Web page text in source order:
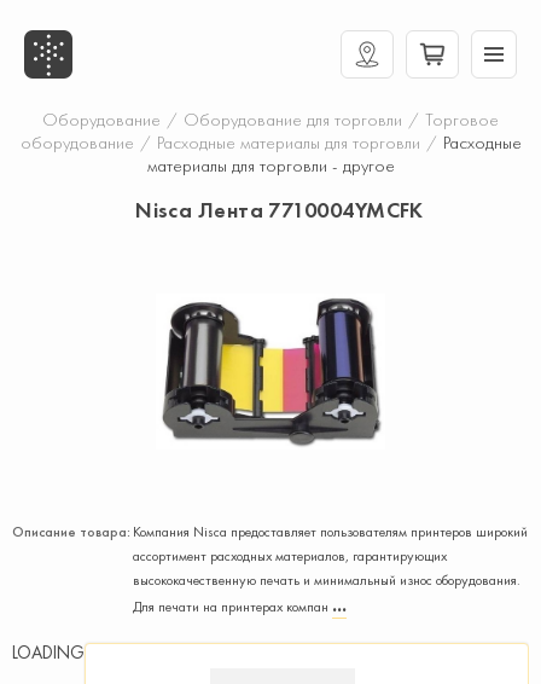
Оборудование / Оборудование для торговли / Торговое
оборудование / Расходные материалы для торговли / Расходные
материалы для торговли - другое
Nisca Лента 7710004YMCFK
Описание товара: Компания Nisca предоставляет пользователям принтеров широкий
ассортимент расходных материалов, гарантирующих
высококачественную печать и минимальный износ оборудования.
Для печати на принтерах компан
LOADING